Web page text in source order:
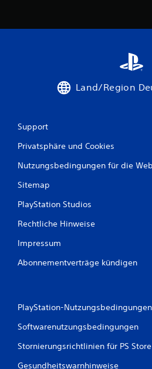
r
r
a
i
D
u
k
n
a
s
S
i
l
Land/Region
Support
Privatsphäre und Cookies
Nutzungsbedingungen für die
Sitemap
PlayStation Studios
Rechtliche Hinweise
Impressum
Abonnementverträge kündigen
PlayStation-Nutzungsbedingungen
Softwarenutzungsbedingungen
Stornierungsrichtlinien für PS Store
Gesundheitswarnhinweise